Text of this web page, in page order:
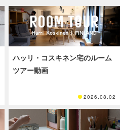
ハッリ・コスキネン宅のルーム
ツアー動画
2026.08.02